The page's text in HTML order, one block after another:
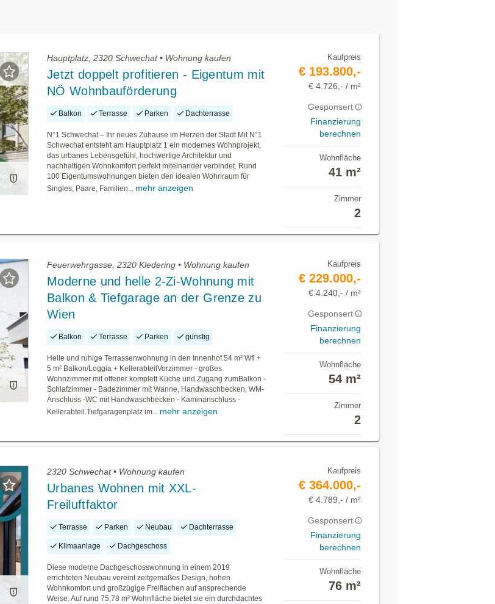
Hauptplatz, 2320 Schwechat • Wohnung kaufen
Jetzt doppelt profitieren - Eigentum mit
NÖ Wohnbauförderung
Balkon Terrasse Parken Dachterrasse
N°1 Schwechat – Ihr neues Zuhause im Herzen der Stadt Mit N°1
Schwechat entsteht am Hauptplatz 1 ein modernes Wohnprojekt,
das urbanes Lebensgefühl, hochwertige Architektur und
nachhaltigen Wohnkomfort perfekt miteinander verbindet. Rund
100 Eigentumswohnungen bieten den idealen Wohnraum für
Singles, Paare, Familien... mehr anzeigen
Kaufpreis
€ 193.800,-
€ 4.726,- / m²
Gesponsert
Finanzierung
berechnen
Wohnfläche
41 m²
Zimmer
2
Feuerwehrgasse, 2320 Kledering • Wohnung kaufen
Moderne und helle 2-Zi-Wohnung mit
Balkon & Tiefgarage an der Grenze zu
Wien
Balkon Terrasse Parken günstig
Helle und ruhige Terrassenwohnung in den Innenhof.54 m² Wfl +
5 m² Balkon/Loggia + KellerabteilVorzimmer - großes
Wohnzimmer mit offener komplett Küche und Zugang zumBalkon -
Schlafzimmer - Badezimmer mit Wanne, Handwaschbecken, WM-
Anschluss -WC mit Handwaschbecken - Kaminanschluss -
Kellerabteil.Tiefgaragenplatz im... mehr anzeigen
Kaufpreis
€ 229.000,-
€ 4.240,- / m²
Gesponsert
Finanzierung
berechnen
Wohnfläche
54 m²
Zimmer
2
2320 Schwechat • Wohnung kaufen
Urbanes Wohnen mit XXL-
Freiluftfaktor
Terrasse Parken Neubau Dachterrasse
Klimaanlage Dachgeschoss
Diese moderne Dachgeschosswohnung in einem 2019
errichteten Neubau vereint zeitgemäßes Design, hohen
Wohnkomfort und großzügige Freiflächen auf ansprechende
Weise. Auf rund 75,78 m² Wohnfläche bietet sie ein durchdachtes
Kaufpreis
€ 364.000,-
€ 4.789,- / m²
Gesponsert
Finanzierung
berechnen
Wohnfläche
76 m²